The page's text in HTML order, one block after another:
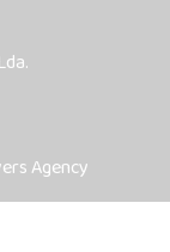
Agency